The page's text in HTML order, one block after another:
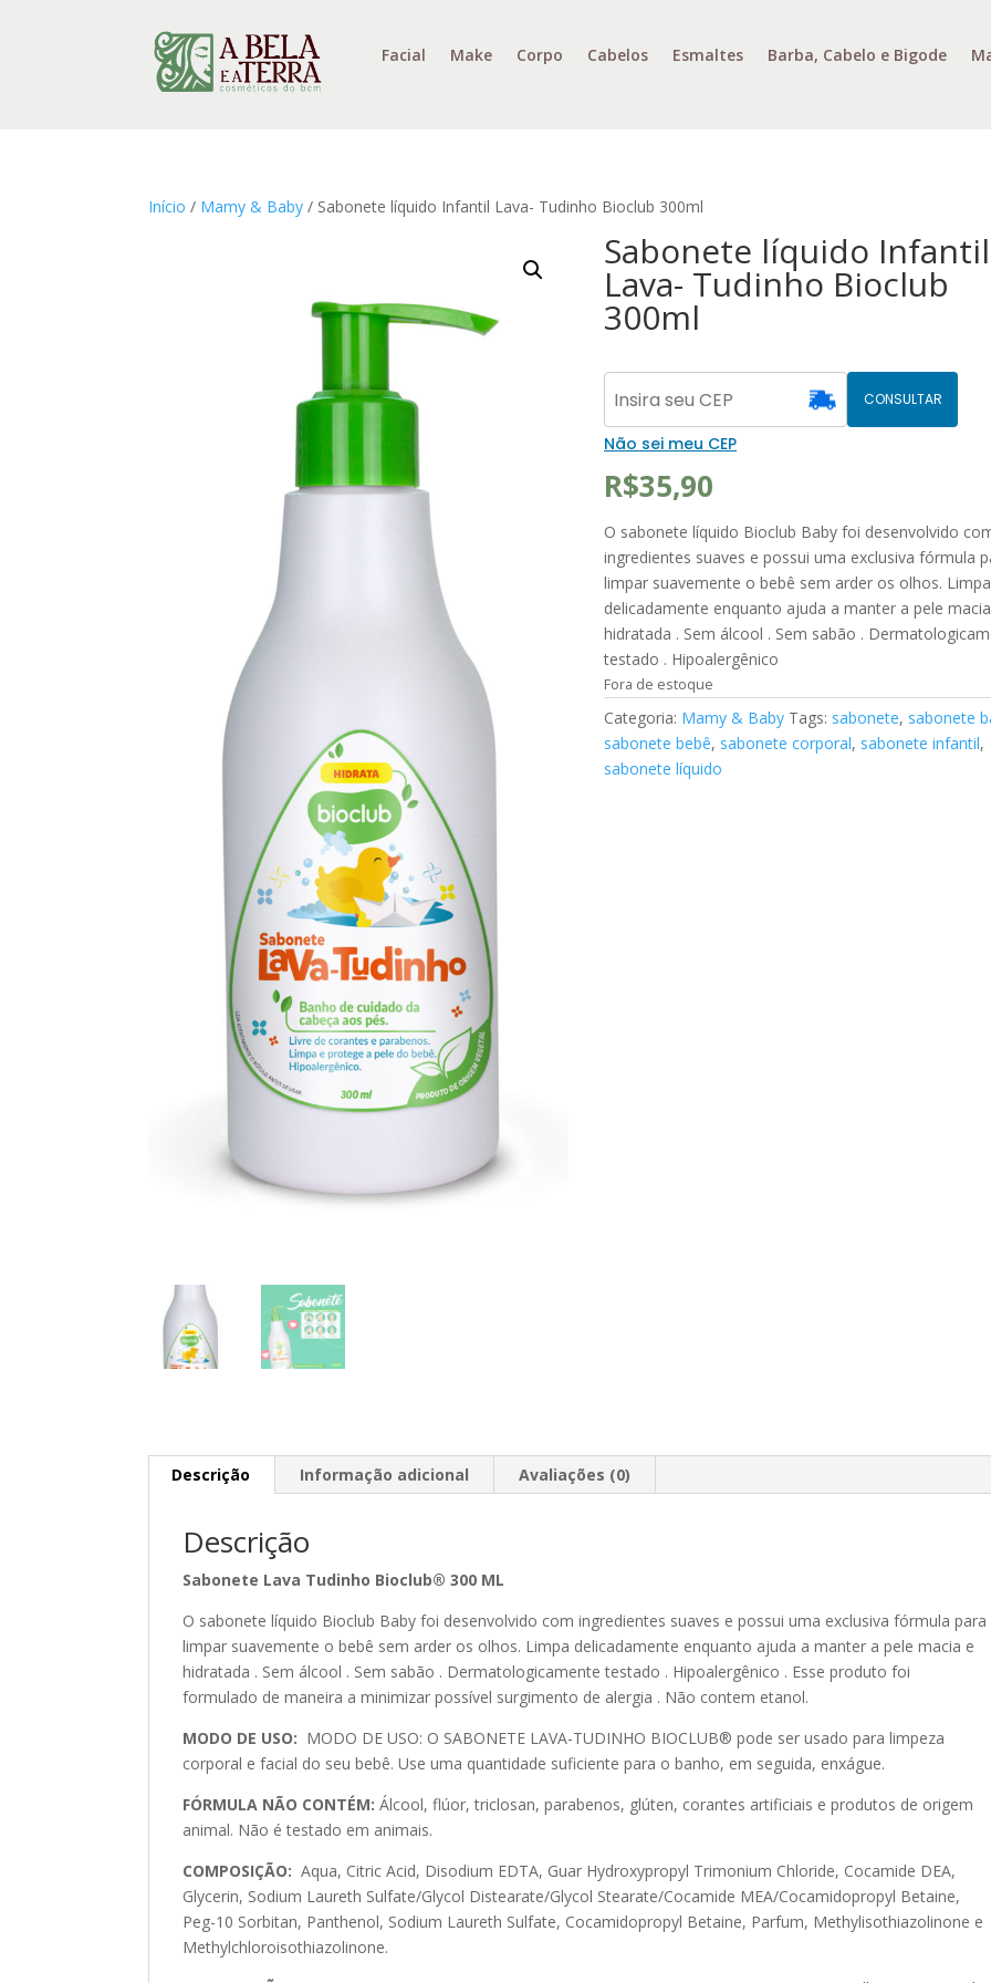
Facial Make Corpo Cabelos Esmaltes Barba, Cabelo e Bigode
Início / Mamy & Baby / Sabonete líquido Infantil Lava- Tudinho Bioclub 300ml
Sabonete líquido Infantil
Lava- Tudinho Bioclub
300ml
CONSULTAR
Não sei meu CEP
R$35,90
O sabonete líquido Bioclub Baby foi desenvolvido
ingredientes suaves e possui uma exclusiva fórmula
limpar suavemente o bebê sem arder os olhos. Limpa
delicadamente enquanto ajuda a manter a pele
hidratada . Sem álcool . Sem sabão .
testado . Hipoalergênico
Fora de estoque
Categoria: Mamy & Baby Tags: sabonete, sabonete
sabonete bebê, sabonete corporal, sabonete infantil,
sabonete líquido
Descrição Informação adicional Avaliações (0)
Descrição
Sabonete Lava Tudinho Bioclub® 300 ML
O sabonete líquido Bioclub Baby foi desenvolvido com ingredientes suaves e possui uma exclusiva fórmula para
limpar suavemente o bebê sem arder os olhos. Limpa delicadamente enquanto ajuda a manter a pele macia e
hidratada . Sem álcool . Sem sabão . Dermatologicamente testado . Hipoalergênico . Esse produto foi
formulado de maneira a minimizar possível surgimento de alergia . Não contem etanol.
MODO DE USO: MODO DE USO: O SABONETE LAVA-TUDINHO BIOCLUB® pode ser usado para limpeza
corporal e facial do seu bebê. Use uma quantidade suficiente para o banho, em seguida, enxágue.
FÓRMULA NÃO CONTÉM: Álcool, flúor, triclosan, parabenos, glúten, corantes artificiais e produtos de origem
animal. Não é testado em animais.
COMPOSIÇÃO: Aqua, Citric Acid, Disodium EDTA, Guar Hydroxypropyl Trimonium Chloride, Cocamide DEA,
Glycerin, Sodium Laureth Sulfate/Glycol Distearate/Glycol Stearate/Cocamide MEA/Cocamidopropyl Betaine,
Peg-10 Sorbitan, Panthenol, Sodium Laureth Sulfate, Cocamidopropyl Betaine, Parfum, Methylisothiazolinone e
Methylchloroisothiazolinone.